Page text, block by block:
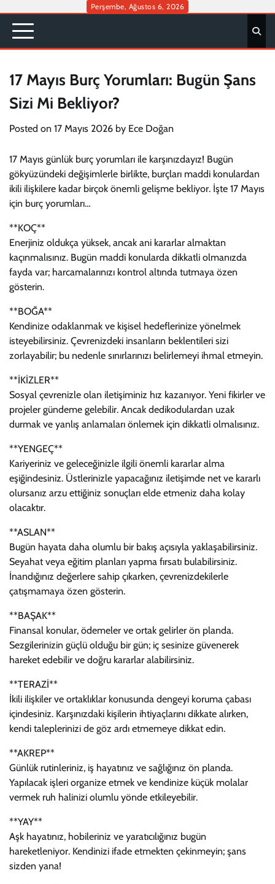
content
Perşembe, Ağustos 6, 2026
17 Mayıs Burç Yorumları: Bugün Şans
Sizi Mi Bekliyor?
Posted on 17 Mayıs 2026 by Ece Doğan
17 Mayıs günlük burç yorumları ile karşınızdayız! Bugün
gökyüzündeki değişimlerle birlikte, burçları maddi konulardan
ikili ilişkilere kadar birçok önemli gelişme bekliyor. İşte 17 Mayıs
için burç yorumları…
**KOÇ**
Enerjiniz oldukça yüksek, ancak ani kararlar almaktan
kaçınmalısınız. Bugün maddi konularda dikkatli olmanızda
fayda var; harcamalarınızı kontrol altında tutmaya özen
gösterin.
**BOĞA**
Kendinize odaklanmak ve kişisel hedeflerinize yönelmek
isteyebilirsiniz. Çevrenizdeki insanların beklentileri sizi
zorlayabilir; bu nedenle sınırlarınızı belirlemeyi ihmal etmeyin.
**İKİZLER**
Sosyal çevrenizle olan iletişiminiz hız kazanıyor. Yeni fikirler ve
projeler gündeme gelebilir. Ancak dedikodulardan uzak
durmak ve yanlış anlamaları önlemek için dikkatli olmalısınız.
**YENGEÇ**
Kariyeriniz ve geleceğinizle ilgili önemli kararlar alma
eşiğindesiniz. Üstlerinizle yapacağınız iletişimde net ve kararlı
olursanız arzu ettiğiniz sonuçları elde etmeniz daha kolay
olacaktır.
**ASLAN**
Bugün hayata daha olumlu bir bakış açısıyla yaklaşabilirsiniz.
Seyahat veya eğitim planları yapma fırsatı bulabilirsiniz.
İnandığınız değerlere sahip çıkarken, çevrenizdekilerle
çatışmamaya özen gösterin.
**BAŞAK**
Finansal konular, ödemeler ve ortak gelirler ön planda.
Sezgilerinizin güçlü olduğu bir gün; iç sesinize güvenerek
hareket edebilir ve doğru kararlar alabilirsiniz.
**TERAZİ**
İkili ilişkiler ve ortaklıklar konusunda dengeyi koruma çabası
içindesiniz. Karşınızdaki kişilerin ihtiyaçlarını dikkate alırken,
kendi taleplerinizi de göz ardı etmemeye dikkat edin.
**AKREP**
Günlük rutinleriniz, iş hayatınız ve sağlığınız ön planda.
Yapılacak işleri organize etmek ve kendinize küçük molalar
vermek ruh halinizi olumlu yönde etkileyebilir.
**YAY**
Aşk hayatınız, hobileriniz ve yaratıcılığınız bugün
hareketleniyor. Kendinizi ifade etmekten çekinmeyin; şans
sizden yana!